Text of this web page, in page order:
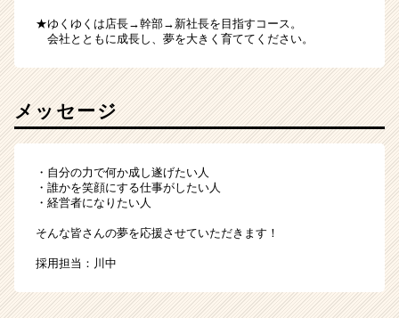
★ゆくゆくは店長→幹部→新社長を目指すコース。
会社とともに成長し、夢を大きく育ててください。
メッセージ
・自分の力で何か成し遂げたい人
・誰かを笑顔にする仕事がしたい人
・経営者になりたい人
そんな皆さんの夢を応援させていただきます！
採用担当：川中